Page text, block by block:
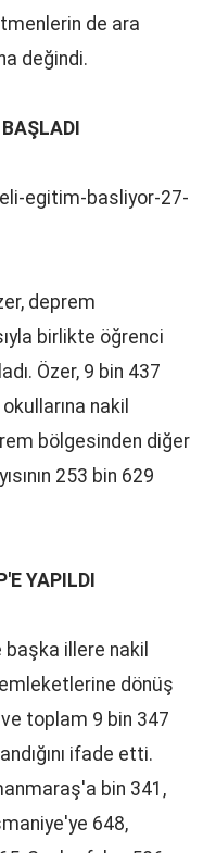
de ara
değindi.
deprem
birlikte öğrenci
Özer, 9 bin 437
nakil
bölgesinden diğer
253 bin 629
YAPILDI
başka illere nakil
dönüş
toplam 9 bin 347
ifade etti.
bin 341,
648,